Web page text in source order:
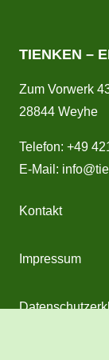
TIENKEN –
Zum Vorwerk
28844 Weyhe
Telefon: +49
E-Mail:
Kontakt
Impressum